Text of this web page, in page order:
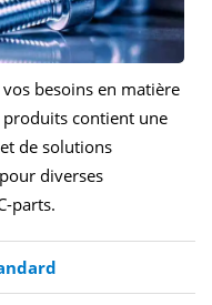
besoins en matière
contient une
de solutions
diverses
parts.